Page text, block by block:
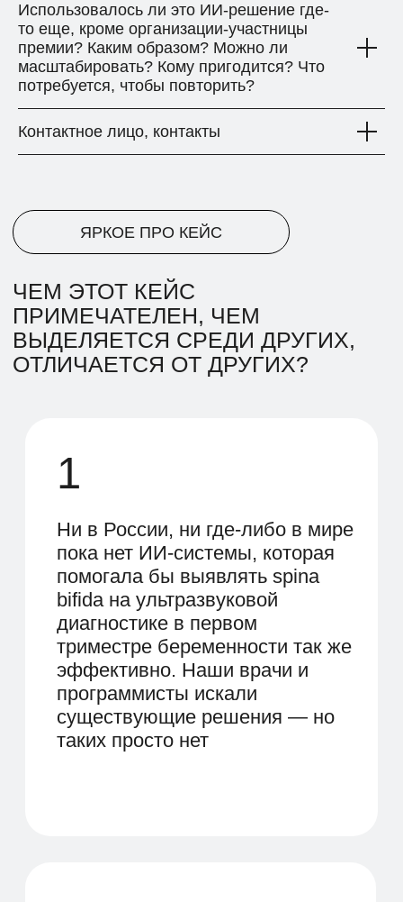
Использовалось ли это ИИ-решение где-
то еще, кроме организации-участницы
премии? Каким образом? Можно ли
масштабировать? Кому пригодится? Что
потребуется, чтобы повторить?
Контактное лицо, контакты